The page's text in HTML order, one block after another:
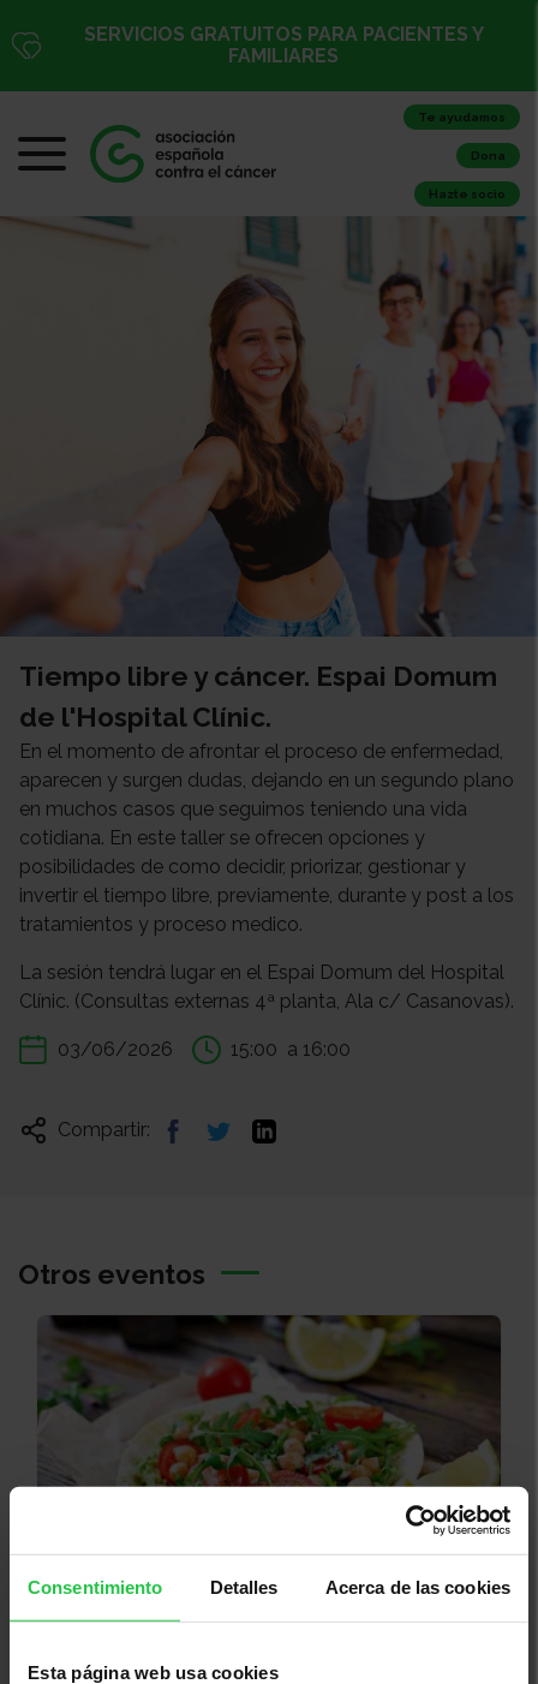
Consentimiento Detalles Acerca de las cookies
Esta página web usa cookies
SERVICIOS GRATUITOS PARA PACIENTES Y
FAMILIARES
Te ayudamos
Dona
Hazte socio
Tiempo libre y cáncer. Espai Domum
de l'Hospital Clínic.
En el momento de afrontar el proceso de enfermedad,
aparecen y surgen dudas, dejando en un segundo plano
en muchos casos que seguimos teniendo una vida
cotidiana. En este taller se ofrecen opciones y
posibilidades de como decidir, priorizar, gestionar y
invertir el tiempo libre, previamente, durante y post a los
tratamientos y proceso medico.
La sesión tendrá lugar en el Espai Domum del Hospital
Clínic. (Consultas externas 4ª planta, Ala c/ Casanovas).
03/06/2026 15:00 a 16:00
Compartir:
Otros eventos
08/08/2026
Pamboliada Solidària - Maria de la